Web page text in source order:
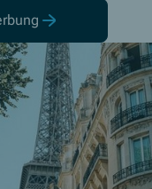
in neuem Fenster)